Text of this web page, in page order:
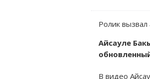
Ролик вызвал
Айсауле
В видео